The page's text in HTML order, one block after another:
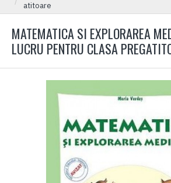
atitoare
MATEMATICA SI EXPLORAREA
LUCRU PENTRU CLASA